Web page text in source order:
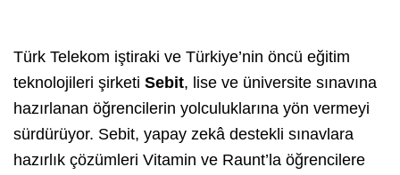
Türk Telekom iştiraki ve Türkiye’nin öncü eğitim
teknolojileri şirketi Sebit, lise ve üniversite sınavına
hazırlanan öğrencilerin yolculuklarına yön vermeyi
sürdürüyor. Sebit, yapay zekâ destekli sınavlara
hazırlık çözümleri Vitamin ve Raunt’la öğrencilere